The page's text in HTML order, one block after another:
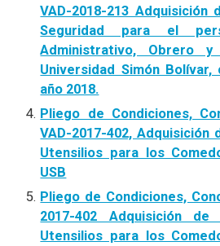
VAD-2018-213 Adquisición
Seguridad para el
Administrativo, Obrero
Universidad Simón
año 2018.
Pliego de Condiciones,
VAD-2017-402, Adquisición
Utensilios para los
USB
Pliego de Condiciones,
2017-402 Adquisición
Utensilios para los